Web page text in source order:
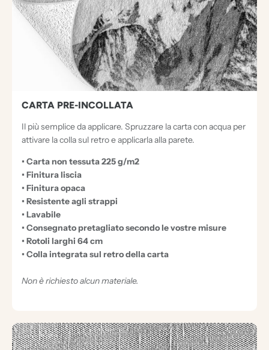
CARTA PRE-INCOLLATA
Il più semplice da applicare. Spruzzare la carta con acqua per
attivare la colla sul retro e applicarla alla parete.
• Carta non tessuta 225 g/m2
• Finitura liscia
• Finitura opaca
• Resistente agli strappi
• Lavabile
• Consegnato pretagliato secondo le vostre misure
• Rotoli larghi 64 cm
• Colla integrata sul retro della carta
Non è richiesto alcun materiale.